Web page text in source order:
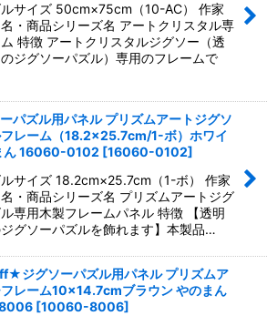
サイズ 50cm×75cm（10-AC） 作家
・商品シリーズ名 アートクリスタル専
特徴 アートクリスタルジグソー（透
ジグソーパズル）専用のフレームで
パズル用パネル プリズムアートジグソ
レーム（18.2×25.7cm/1-ボ）ホワイ
ん 16060-0102 [16060-0102]
サイズ 18.2cm×25.7cm（1-ボ） 作家
・商品シリーズ名 プリズムアートジグ
専用木製フレームパネル 特徴 【透明
グソーパズルを飾れます】本製品…
ジグソーパズル用パネル プリズムア
レーム10×14.7cmブラウン やのまん
[10060-8006]